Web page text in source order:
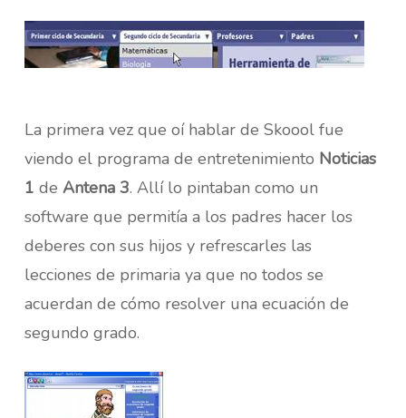
La primera vez que oí hablar de Skoool fue
viendo el programa de entretenimiento Noticias
1 de Antena 3. Allí lo pintaban como un
software que permitía a los padres hacer los
deberes con sus hijos y refrescarles las
lecciones de primaria ya que no todos se
acuerdan de cómo resolver una ecuación de
segundo grado.